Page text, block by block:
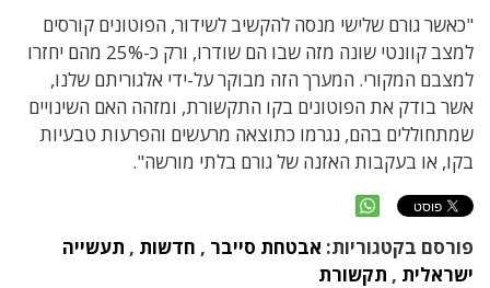
"כאשר גורם שלישי מנסה להקשיב לשידור, הפוטונים קורסים
למצב קוונטי שונה מזה שבו הם שודרו, ורק כ-25% מהם יחזרו
למצבם המקורי. המערך הזה מבוקר על-ידי אלגוריתם שלנו,
אשר בודק את הפוטונים בקו התקשורת, ומזהה האם השינויים
שמתחוללים בהם, נגרמו כתוצאה מרעשים והפרעות טבעיות
בקו, או בעקבות האזנה של גורם בלתי מורשה".
פורסם בקטגוריות: אבטחת סייבר , חדשות , תעשייה
ישראלית , תקשורת